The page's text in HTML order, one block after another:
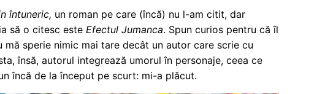
întuneric, un roman pe care (încă) nu l-am citit, dar
să o citesc este Efectul Jumanca. Spun curios pentru că îl
sperie nimic mai tare decât un autor care scrie cu
însă, autorul integrează umorul în personaje, ceea ce
încă de la început pe scurt: mi-a plăcut.